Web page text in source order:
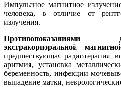
Импульсное магнитное
человека, в отличие от
излучения.
экстракорпоральной
предшествующая радиотерапия,
аритмия, установка
беременность, инфекции
выпадение матки,